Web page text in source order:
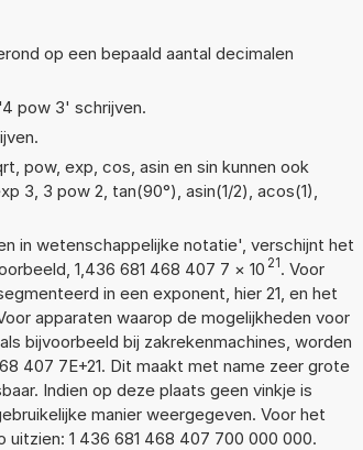
op een bepaald aantal decimalen
pow 3' schrijven.
pow, exp, cos, asin en sin kunnen ook
3, 3 pow 2, tan(90°), asin(1/2), acos(1),
in wetenschappelijke notatie', verschijnt het
1,436 681 468 407 7 × 10 21. Voor
in een exponent, hier 21, en het
apparaten waarop de mogelijkheden voor
bijvoorbeeld bij zakrekenmachines, worden
407 7E+21. Dit maakt met name zeer grote
Indien op deze plaats geen vinkje is
manier weergegeven. Voor het
1 436 681 468 407 700 000 000.